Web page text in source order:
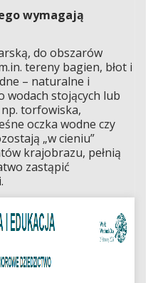
wymagają
do obszarów
tereny bagien, błot i
– naturalne i
wodach stojących lub
np. torfowiska,
oczka wodne czy
„w cieniu”
krajobrazu, pełnią
zastąpić